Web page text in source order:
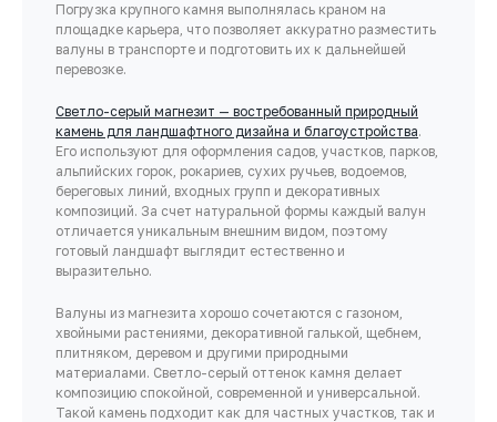
Погрузка крупного камня выполнялась краном на
площадке карьера, что позволяет аккуратно разместить
валуны в транспорте и подготовить их к дальнейшей
перевозке.
Светло-серый магнезит — востребованный природный
камень для ландшафтного дизайна и благоустройства.
Его используют для оформления садов, участков, парков,
альпийских горок, рокариев, сухих ручьев, водоемов,
береговых линий, входных групп и декоративных
композиций. За счет натуральной формы каждый валун
отличается уникальным внешним видом, поэтому
готовый ландшафт выглядит естественно и
выразительно.
Валуны из магнезита хорошо сочетаются с газоном,
хвойными растениями, декоративной галькой, щебнем,
плитняком, деревом и другими природными
материалами. Светло-серый оттенок камня делает
композицию спокойной, современной и универсальной.
Такой камень подходит как для частных участков, так и